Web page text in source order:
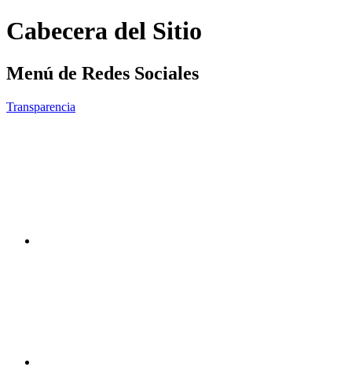
Cabecera del Sitio
Menú de Redes Sociales
Transparencia